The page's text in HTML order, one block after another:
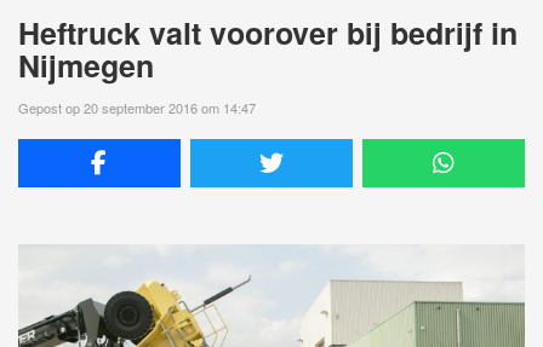
Heftruck valt voorover bij bedrijf in
Nijmegen
Gepost op 20 september 2016 om 14:47